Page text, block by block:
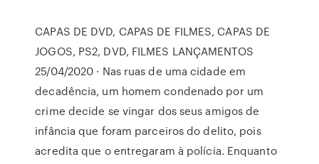
CAPAS DE DVD, CAPAS DE FILMES, CAPAS DE
JOGOS, PS2, DVD, FILMES LANÇAMENTOS
25/04/2020 · Nas ruas de uma cidade em
decadência, um homem condenado por um
crime decide se vingar dos seus amigos de
infância que foram parceiros do delito, pois
acredita que o entregaram à polícia. Enquanto